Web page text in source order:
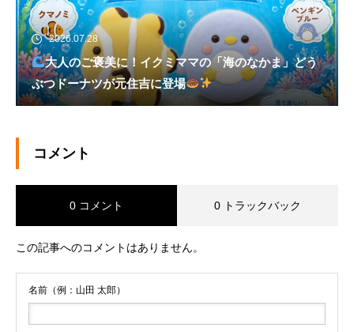
2026.07.28
大人のご褒美に！イクミママの「海のなかま」どう
ぶつドーナツが元住吉に登場
コメント
0 コメント 0 トラックバック
この記事へのコメントはありません。
名前（例：山田 太郎）